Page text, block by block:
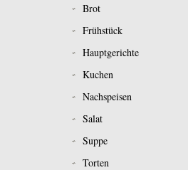
Brot
Frühstück
Hauptgerichte
Kuchen
Nachspeisen
Salat
Suppe
Torten